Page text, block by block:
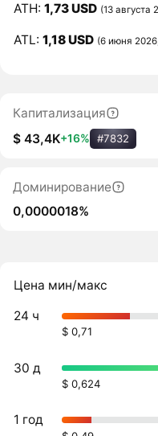
ATH:1,73 USD (13 августа
ATL:1,18 USD (6 июня
Капитализация
$ 43,4K+16% #7832
Доминирование
0,0000018%
Цена мин/макс
24 ч
$ 0,71
30 д
$ 0,624
1 год